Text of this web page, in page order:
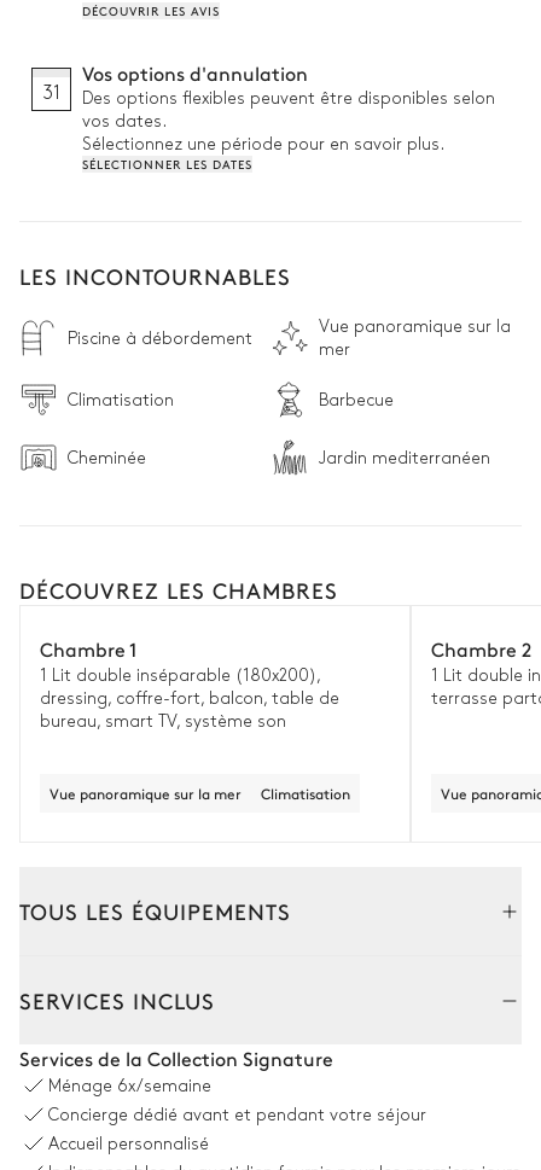
DÉCOUVRIR LES AVIS
31
Vos options d'annulation
Des options flexibles peuvent être disponibles selon
vos dates.
Sélectionnez une période pour en savoir plus.
SÉLECTIONNER LES DATES
LES INCONTOURNABLES
Piscine à débordement
Vue panoramique sur la
mer
Climatisation Barbecue
Cheminée Jardin mediterranéen
DÉCOUVREZ LES CHAMBRES
Chambre 1
1 Lit double inséparable (180x200),
dressing, coffre-fort, balcon, table de
bureau, smart TV, système son
Vue panoramique sur la mer Climatisation
Chambre 2
1 Lit double
terrasse
Vue
TOUS LES ÉQUIPEMENTS
Table
Barbecue
Piano de cuisson à induction
SERVICES INCLUS
Services de la Collection Signature
Ménage 6x/semaine
Concierge dédié avant et pendant votre séjour
Accueil personnalisé